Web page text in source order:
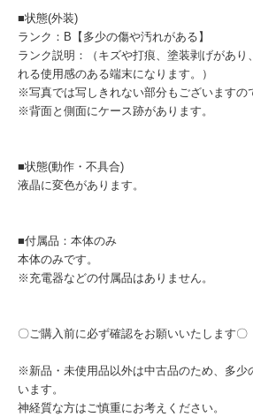
■状態(外装)
ランク：B【多少の傷や汚れがある】
ランク説明：（キズや打痕、塗装剥げがあり
れる使用感のある端末になります。）
※写真では写しきれない部分もございますの
※背面と側面にケース跡があります。
■状態(動作・不具合)
液晶に変色があります。
■付属品：本体のみ
本体のみです。
※充電器などの付属品はありません。
〇ご購入前に必ず確認をお願いいたします〇
※新品・未使用品以外は中古品のため、多少
います。
神経質な方はご慎重にお考えください。